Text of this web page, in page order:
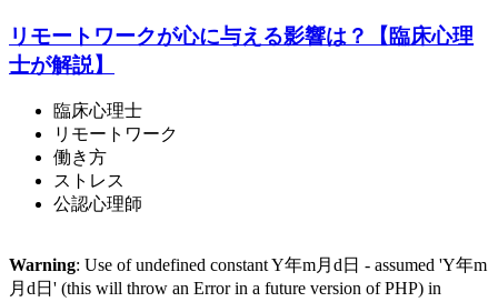
リモートワークが心に与える影響は？【臨床心理
士が解説】
臨床心理士
リモートワーク
働き方
ストレス
公認心理師
Warning: Use of undefined constant Y年m月d日 - assumed 'Y年m
月d日' (this will throw an Error in a future version of PHP) in